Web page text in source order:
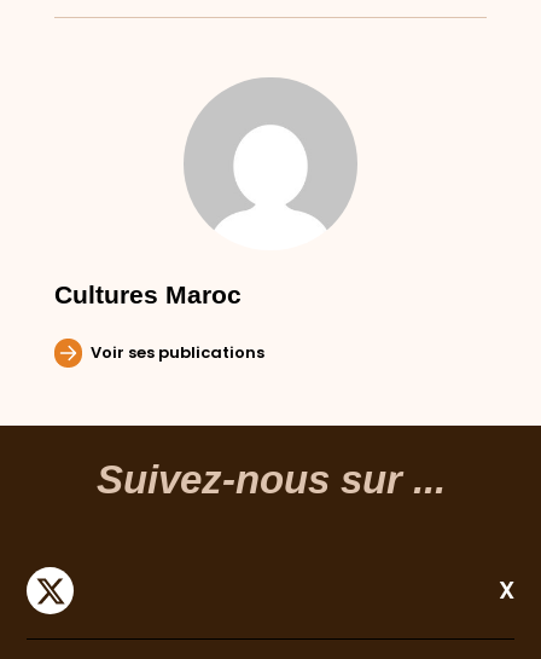
Cultures Maroc
Voir ses publications
Suivez-nous sur ...
X